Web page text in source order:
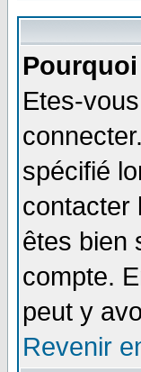
Etes-
spécifié
contacter
êtes bien
compte.
peut y
Revenir